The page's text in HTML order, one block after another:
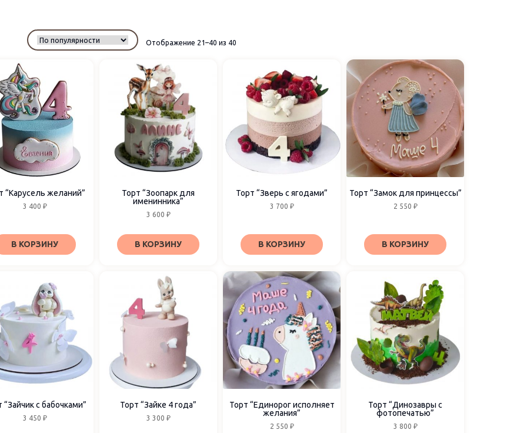
Отображение 21–40 из 40
“Карусель желаний”
3 400 ₽
В КОРЗИНУ
Торт “Зоопарк для
именинника”
3 600 ₽
В КОРЗИНУ
Торт “Зверь с ягодами”
3 700 ₽
В КОРЗИНУ
Торт “Замок для принцессы”
2 550 ₽
В КОРЗИНУ
“Зайчик с бабочками”
3 450 ₽
Торт “Зайке 4 года”
3 300 ₽
Торт “Единорог исполняет
желания”
2 550 ₽
Торт “Динозавры с
фотопечатью”
3 800 ₽